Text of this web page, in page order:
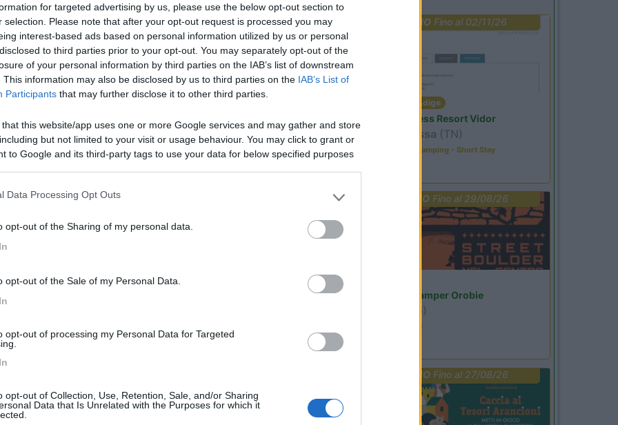
for targeted advertising by us, please use the below opt-out section to
selection. Please note that after your opt-out request is processed you may
interest-based ads based on personal information utilized by us or personal
to third parties prior to your opt-out. You may separately opt-out of the
of your personal information by third parties on the IAB’s list of downstream
This information may also be disclosed by us to third parties on the IAB’s List of
Participants that may further disclose it to other third parties.
that this website/app uses one or more Google services and may gather and store
but not limited to your visit or usage behaviour. You may click to grant or
to Google and its third-party tags to use your data for below specified purposes
Data Processing Opt Outs
opt-out of the Sharing of my personal data.
opt-out of the Sale of my Personal Data.
opt-out of processing my Personal Data for Targeted
opt-out of Collection, Use, Retention, Sale, and/or Sharing
Data that Is Unrelated with the Purposes for which it
Posizione
agrituristica è specializzata in viticoltura, ...
(FE) - 20.1km
9 - Torre Spada
8 2
Posizione
425
Posizione
agricola biologica, in val di Zena, coltiva cer...
PROMO Fino al 02/11/26
Trentino Alto Adige
Family Wellness Resort Vidor
Pozza di Fassa (TN)
Happy & Active Camping - Short Stay
PROMO Fino al 29/08/26
Area Sosta Camper Orobie
(BG)
Ardesio si blocca
PROMOFino al 27/08/26